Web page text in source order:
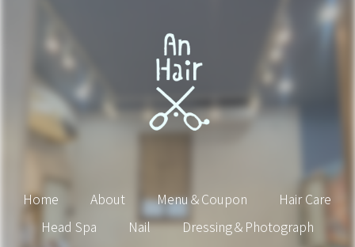
Home About Menu＆Coupon
Hair Care
Head Spa
Nail
Dressing＆Photograph